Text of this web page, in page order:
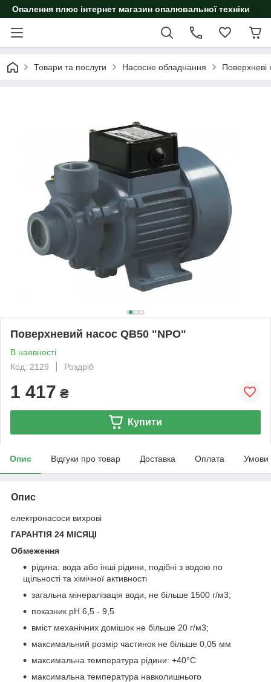
Опалення плюс інтернет магазин опалювальної техніки
Товари та послуги Насосне обладнання Поверхневі
Поверхневий насос QB50 "NPO"
В наявності
Код: 2129
Роздріб
1 417 ₴
Купити
Опис Відгуки про товар Доставка Оплата Умови
Опис
електронасоси вихрові
ГАРАНТІЯ 24 МІСЯЦІ
Обмеження
рідина: вода або інші рідини, подібні з водою по
щільності та хімічної активності
загальна мінералізація води, не більше 1500 г/м3;
показник pH 6,5 - 9,5
вміст механічних домішок не більше 20 г/м3;
максимальний розмір частинок не більше 0,05 мм
максимальна температура рідини: +40°С
максимальна температура навколишнього